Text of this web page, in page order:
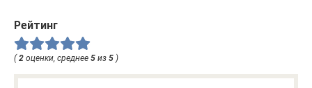
Рейтинг
(2 оценки, среднее 5 из 5 )